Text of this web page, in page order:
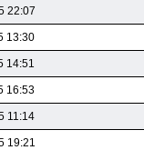
22:07
13:30
14:51
16:53
11:14
19:21